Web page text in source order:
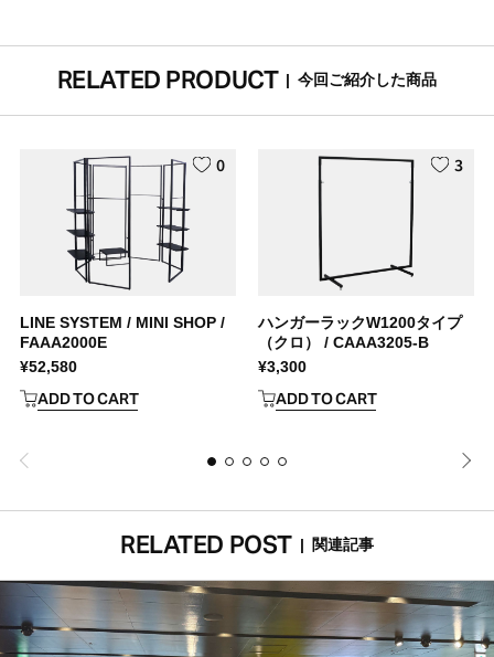
RELATED PRODUCT | 今回ご紹介した商品
LINE SYSTEM / MINI SHOP /
FAAA2000E
¥52,580
ADD TO CART
0
ハンガーラックW1200タイプ
（クロ） / CAAA3205-B
¥3,300
ADD TO CART
3
RELATED POST | 関連記事